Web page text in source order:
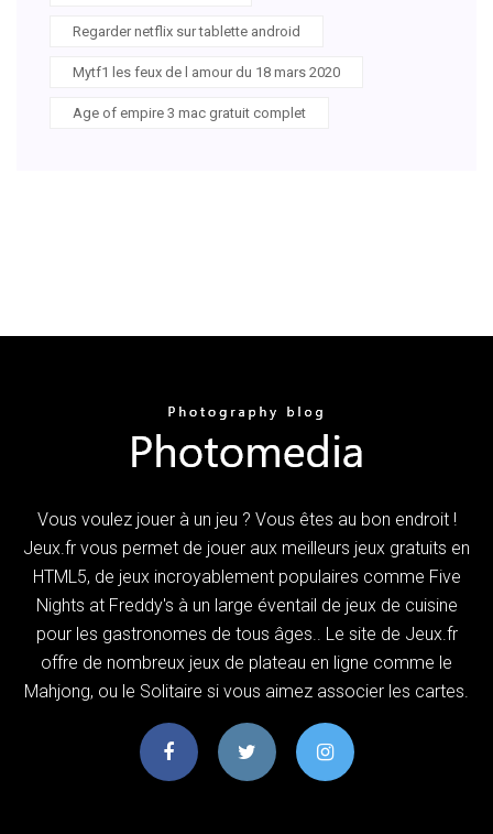
Regarder netflix sur tablette android
Mytf1 les feux de l amour du 18 mars 2020
Age of empire 3 mac gratuit complet
Vous voulez jouer à un jeu ? Vous êtes au bon endroit !
Jeux.fr vous permet de jouer aux meilleurs jeux gratuits en
HTML5, de jeux incroyablement populaires comme Five
Nights at Freddy's à un large éventail de jeux de cuisine
pour les gastronomes de tous âges.. Le site de Jeux.fr
offre de nombreux jeux de plateau en ligne comme le
Mahjong, ou le Solitaire si vous aimez associer les cartes.